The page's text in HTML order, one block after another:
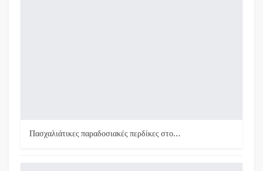
Πασχαλιάτικες παραδοσιακές περδίκες στο…